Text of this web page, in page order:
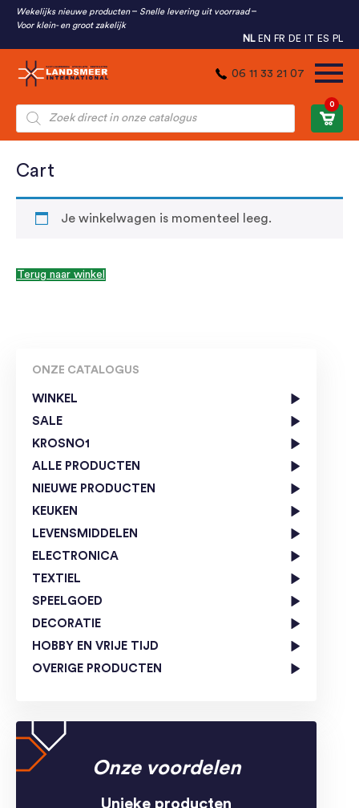
Wekelijks nieuwe producten
Snelle levering uit voorraad
Voor klein- en groot zakelijk
NL EN FR DE IT ES PL
06 11 33 21 07
Producten
zoeken
0
ONZE CATALOGUS
WINKEL
SALE
KROSNO1
ALLE PRODUCTEN
NIEUWE PRODUCTEN
KEUKEN
LEVENSMIDDELEN
ELECTRONICA
TEXTIEL
SPEELGOED
DECORATIE
HOBBY EN VRIJE TIJD
OVERIGE PRODUCTEN
Onze voordelen
Unieke producten
Cart
Je winkelwagen is momenteel leeg.
Terug naar winkel